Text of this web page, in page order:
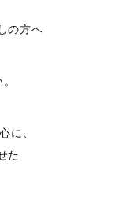
の方へ
に、
た